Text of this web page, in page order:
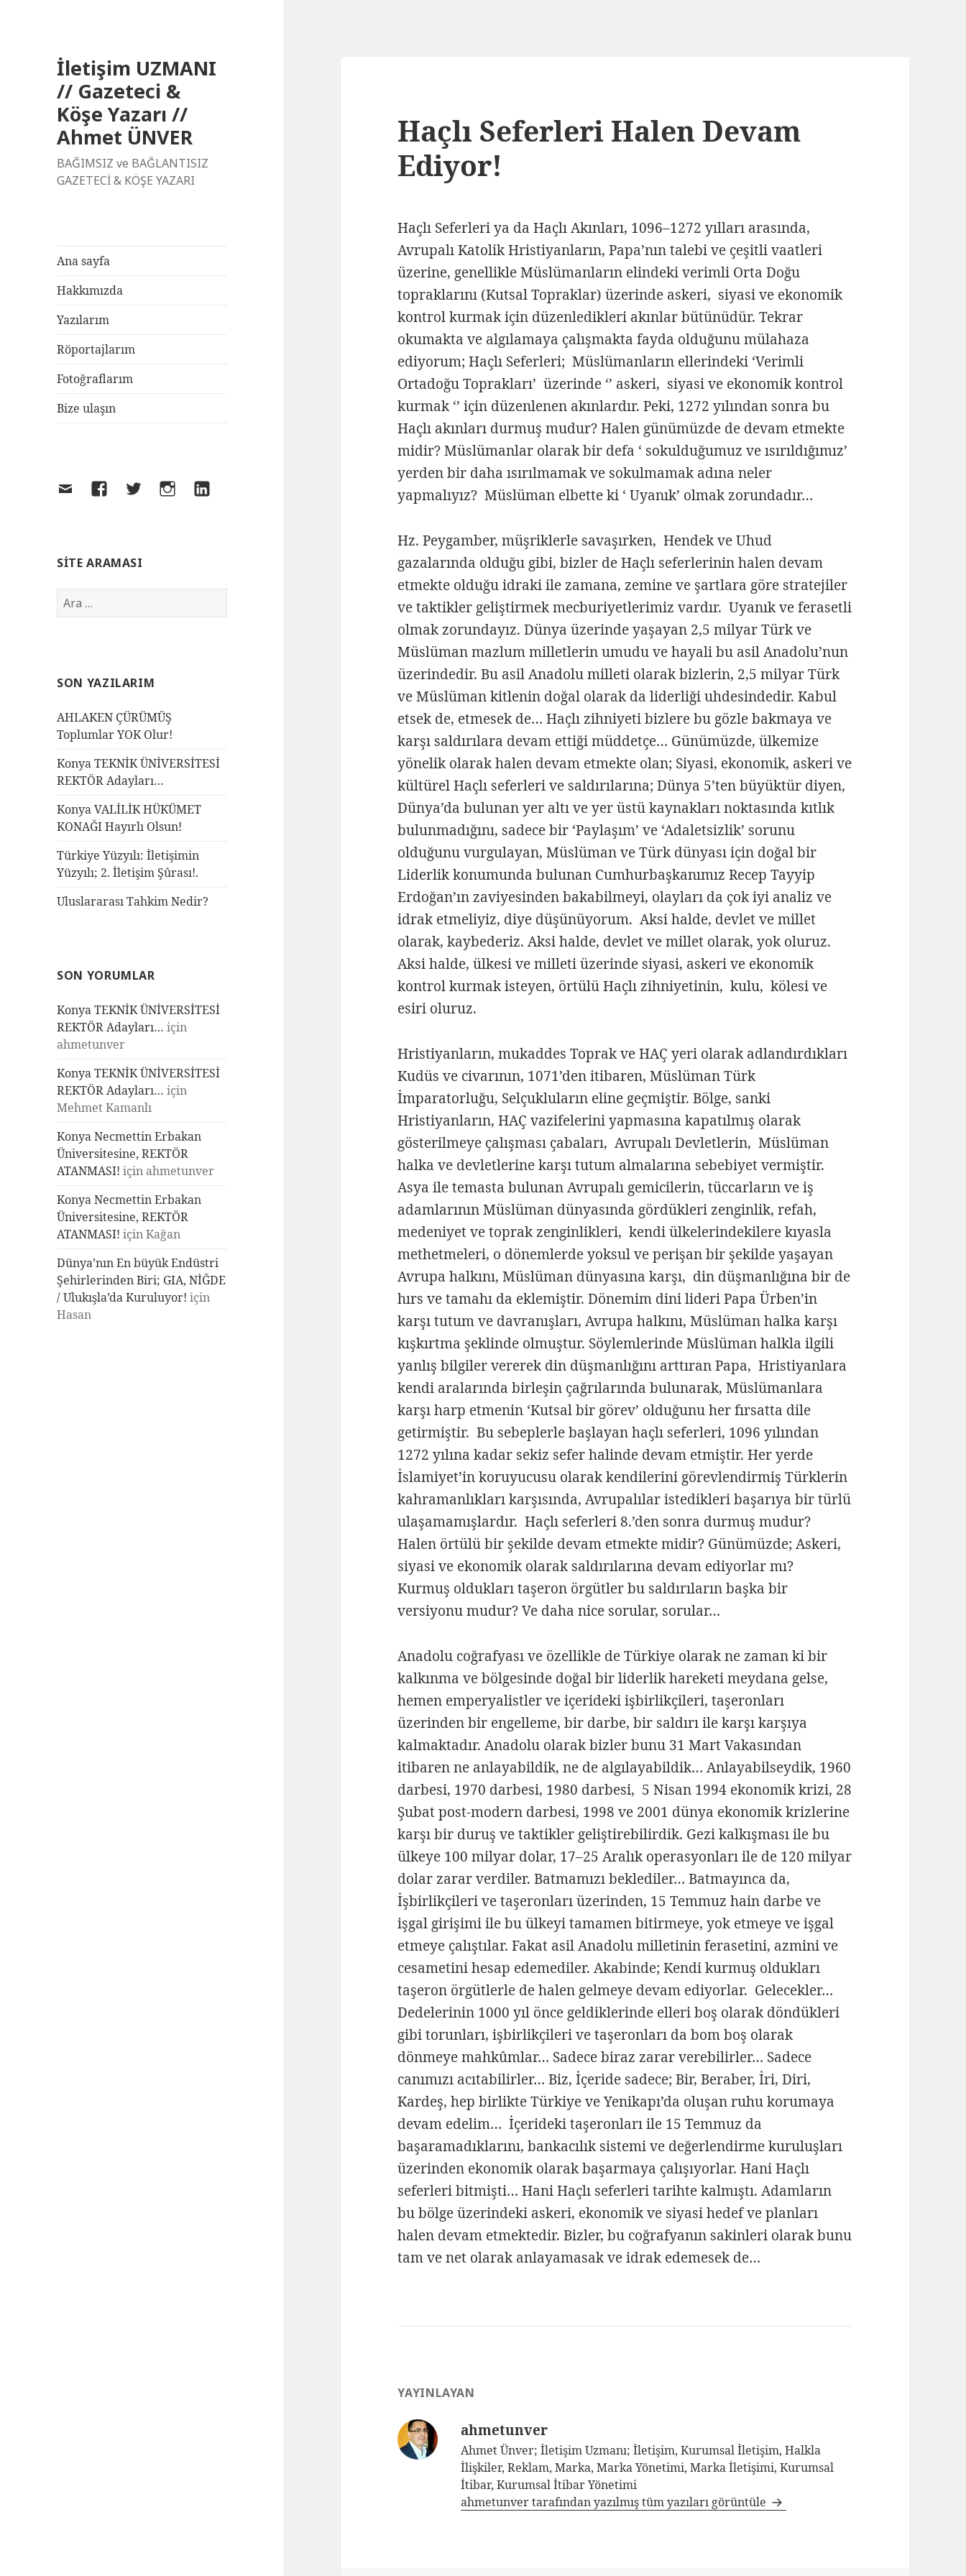
İletişim UZMANI
// Gazeteci &
Köşe Yazarı //
Ahmet ÜNVER
BAĞIMSIZ ve BAĞLANTISIZ
GAZETECİ & KÖŞE YAZARI
Ana sayfa
Hakkımızda
Yazılarım
Röportajlarım
Fotoğraflarım
Bize ulaşın
SITE ARAMASI
SON YAZILARIM
AHLAKEN ÇÜRÜMÜŞ
Toplumlar YOK Olur!
Konya TEKNİK ÜNİVERSİTESİ
REKTÖR Adayları…
Konya VALİLİK HÜKÜMET
KONAĞI Hayırlı Olsun!
Türkiye Yüzyılı: İletişimin
Yüzyılı; 2. İletişim Şûrası!.
Uluslararası Tahkim Nedir?
SON YORUMLAR
Konya TEKNİK ÜNİVERSİTESİ
REKTÖR Adayları… için
ahmetunver
Konya TEKNİK ÜNİVERSİTESİ
REKTÖR Adayları… için
Mehmet Kamanlı
Konya Necmettin Erbakan
Üniversitesine, REKTÖR
ATANMASI! için ahmetunver
Konya Necmettin Erbakan
Üniversitesine, REKTÖR
ATANMASI! içinKağan
Dünya’nın En büyük Endüstri
Şehirlerinden Biri; GIA, NİĞDE
/ Ulukışla’da Kuruluyor! için
Hasan
Haçlı Seferleri Halen Devam
Ediyor!
Haçlı Seferleri ya da Haçlı Akınları, 1096–1272 yılları arasında,
Avrupalı Katolik Hristiyanların, Papa’nın talebi ve çeşitli vaatleri
üzerine, genellikle Müslümanların elindeki verimli Orta Doğu
topraklarını (Kutsal Topraklar) üzerinde askeri, siyasi ve ekonomik
kontrol kurmak için düzenledikleri akınlar bütünüdür. Tekrar
okumakta ve algılamaya çalışmakta fayda olduğunu mülahaza
ediyorum; Haçlı Seferleri; Müslümanların ellerindeki ‘Verimli
Ortadoğu Toprakları’ üzerinde ‘’ askeri, siyasi ve ekonomik kontrol
kurmak ‘’ için düzenlenen akınlardır. Peki, 1272 yılından sonra bu
Haçlı akınları durmuş mudur? Halen günümüzde de devam etmekte
midir? Müslümanlar olarak bir defa ‘ sokulduğumuz ve ısırıldığımız’
yerden bir daha ısırılmamak ve sokulmamak adına neler
yapmalıyız? Müslüman elbette ki ‘ Uyanık’ olmak zorundadır…
Hz. Peygamber, müşriklerle savaşırken, Hendek ve Uhud
gazalarında olduğu gibi, bizler de Haçlı seferlerinin halen devam
etmekte olduğu idraki ile zamana, zemine ve şartlara göre stratejiler
ve taktikler geliştirmek mecburiyetlerimiz vardır. Uyanık ve ferasetli
olmak zorundayız. Dünya üzerinde yaşayan 2,5 milyar Türk ve
Müslüman mazlum milletlerin umudu ve hayali bu asil Anadolu’nun
üzerindedir. Bu asil Anadolu milleti olarak bizlerin, 2,5 milyar Türk
ve Müslüman kitlenin doğal olarak da liderliği uhdesindedir. Kabul
etsek de, etmesek de… Haçlı zihniyeti bizlere bu gözle bakmaya ve
karşı saldırılara devam ettiği müddetçe… Günümüzde, ülkemize
yönelik olarak halen devam etmekte olan; Siyasi, ekonomik, askeri ve
kültürel Haçlı seferleri ve saldırılarına; Dünya 5’ten büyüktür diyen,
Dünya’da bulunan yer altı ve yer üstü kaynakları noktasında kıtlık
bulunmadığını, sadece bir ‘Paylaşım’ ve ‘Adaletsizlik’ sorunu
olduğunu vurgulayan, Müslüman ve Türk dünyası için doğal bir
Liderlik konumunda bulunan Cumhurbaşkanımız Recep Tayyip
Erdoğan’ın zaviyesinden bakabilmeyi, olayları da çok iyi analiz ve
idrak etmeliyiz, diye düşünüyorum. Aksi halde, devlet ve millet
olarak, kaybederiz. Aksi halde, devlet ve millet olarak, yok oluruz.
Aksi halde, ülkesi ve milleti üzerinde siyasi, askeri ve ekonomik
kontrol kurmak isteyen, örtülü Haçlı zihniyetinin, kulu, kölesi ve
esiri oluruz.
Hristiyanların, mukaddes Toprak ve HAÇ yeri olarak adlandırdıkları
Kudüs ve civarının, 1071’den itibaren, Müslüman Türk
İmparatorluğu, Selçukluların eline geçmiştir. Bölge, sanki
Hristiyanların, HAÇ vazifelerini yapmasına kapatılmış olarak
gösterilmeye çalışması çabaları, Avrupalı Devletlerin, Müslüman
halka ve devletlerine karşı tutum almalarına sebebiyet vermiştir.
Asya ile temasta bulunan Avrupalı gemicilerin, tüccarların ve iş
adamlarının Müslüman dünyasında gördükleri zenginlik, refah,
medeniyet ve toprak zenginlikleri, kendi ülkelerindekilere kıyasla
methetmeleri, o dönemlerde yoksul ve perişan bir şekilde yaşayan
Avrupa halkını, Müslüman dünyasına karşı, din düşmanlığına bir de
hırs ve tamahı da eklemiştir. Dönemim dini lideri Papa Ürben’in
karşı tutum ve davranışları, Avrupa halkını, Müslüman halka karşı
kışkırtma şeklinde olmuştur. Söylemlerinde Müslüman halkla ilgili
yanlış bilgiler vererek din düşmanlığını arttıran Papa, Hristiyanlara
kendi aralarında birleşin çağrılarında bulunarak, Müslümanlara
karşı harp etmenin ‘Kutsal bir görev’ olduğunu her fırsatta dile
getirmiştir. Bu sebeplerle başlayan haçlı seferleri, 1096 yılından
1272 yılına kadar sekiz sefer halinde devam etmiştir. Her yerde
İslamiyet’in koruyucusu olarak kendilerini görevlendirmiş Türklerin
kahramanlıkları karşısında, Avrupalılar istedikleri başarıya bir türlü
ulaşamamışlardır. Haçlı seferleri 8.’den sonra durmuş mudur?
Halen örtülü bir şekilde devam etmekte midir? Günümüzde; Askeri,
siyasi ve ekonomik olarak saldırılarına devam ediyorlar mı?
Kurmuş oldukları taşeron örgütler bu saldırıların başka bir
versiyonu mudur? Ve daha nice sorular, sorular…
Anadolu coğrafyası ve özellikle de Türkiye olarak ne zaman ki bir
kalkınma ve bölgesinde doğal bir liderlik hareketi meydana gelse,
hemen emperyalistler ve içerideki işbirlikçileri, taşeronları
üzerinden bir engelleme, bir darbe, bir saldırı ile karşı karşıya
kalmaktadır. Anadolu olarak bizler bunu 31 Mart Vakasından
itibaren ne anlayabildik, ne de algılayabildik… Anlayabilseydik, 1960
darbesi, 1970 darbesi, 1980 darbesi, 5 Nisan 1994 ekonomik krizi, 28
Şubat post-modern darbesi, 1998 ve 2001 dünya ekonomik krizlerine
karşı bir duruş ve taktikler geliştirebilirdik. Gezi kalkışması ile bu
ülkeye 100 milyar dolar, 17–25 Aralık operasyonları ile de 120 milyar
dolar zarar verdiler. Batmamızı beklediler… Batmayınca da,
İşbirlikçileri ve taşeronları üzerinden, 15 Temmuz hain darbe ve
işgal girişimi ile bu ülkeyi tamamen bitirmeye, yok etmeye ve işgal
etmeye çalıştılar. Fakat asil Anadolu milletinin ferasetini, azmini ve
cesametini hesap edemediler. Akabinde; Kendi kurmuş oldukları
taşeron örgütlerle de halen gelmeye devam ediyorlar. Gelecekler…
Dedelerinin 1000 yıl önce geldiklerinde elleri boş olarak döndükleri
gibi torunları, işbirlikçileri ve taşeronları da bom boş olarak
dönmeye mahkûmlar… Sadece biraz zarar verebilirler… Sadece
canımızı acıtabilirler… Biz, İçeride sadece; Bir, Beraber, İri, Diri,
Kardeş, hep birlikte Türkiye ve Yenikapı’da oluşan ruhu korumaya
devam edelim… İçerideki taşeronları ile 15 Temmuz da
başaramadıklarını, bankacılık sistemi ve değerlendirme kuruluşları
üzerinden ekonomik olarak başarmaya çalışıyorlar. Hani Haçlı
seferleri bitmişti… Hani Haçlı seferleri tarihte kalmıştı. Adamların
bu bölge üzerindeki askeri, ekonomik ve siyasi hedef ve planları
halen devam etmektedir. Bizler, bu coğrafyanın sakinleri olarak bunu
tam ve net olarak anlayamasak ve idrak edemesek de…
YAYINLAYAN
ahmetunver
Ahmet Ünver; İletişim Uzmanı; İletişim, Kurumsal İletişim, Halkla
İlişkiler, Reklam, Marka, Marka Yönetimi, Marka İletişimi, Kurumsal
İtibar, Kurumsal İtibar Yönetimi
ahmetunver tarafından yazılmış tüm yazıları görüntüle